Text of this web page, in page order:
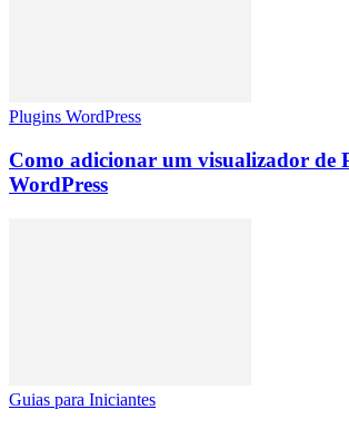
Plugins WordPress
Como adicionar um visualizador de
WordPress
Guias para Iniciantes